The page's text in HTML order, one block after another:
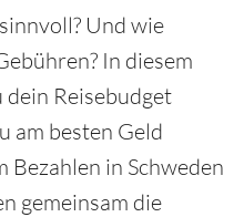
Und wie
In diesem
Reisebudget
am besten Geld
Bezahlen in Schweden
gemeinsam die